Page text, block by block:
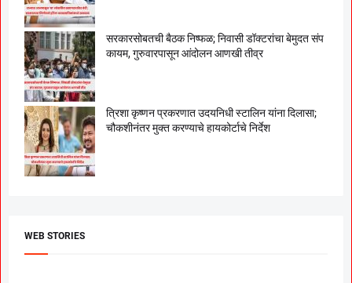
सरकारसोबतची बैठक निष्फळ; निवासी डॉक्टरांचा बेमुदत संप
कायम, गुरुवारपासून आंदोलन आणखी तीव्र
त्रिशा कृष्णन प्रकरणात उदयनिधी स्टालिन यांना दिलासा;
चौकशीनंतर मुक्त करण्याचे हायकोर्टाचे निर्देश
WEB STORIES